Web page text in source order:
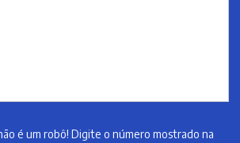
é um robô! Digite o número mostrado na